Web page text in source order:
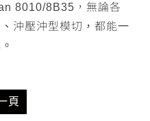
8010/8B35，無論各
沖壓沖型模切，都能一
頁